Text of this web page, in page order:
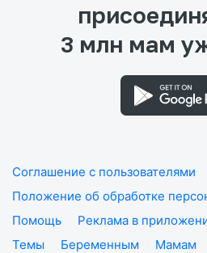
3 млн мам
Соглашение с пользователями
Положение об обработке
Помощь
Реклама в
Темы
Беременным Мамам